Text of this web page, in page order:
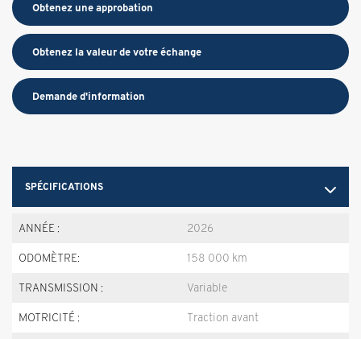
SPÉCIFICATIONS
ANNÉE : 2026
ODOMÈTRE: 158 000 km
TRANSMISSION : Variable
MOTRICITÉ : Traction avant
Obtenez une approbation
Obtenez la valeur de votre échange
Demande d'information